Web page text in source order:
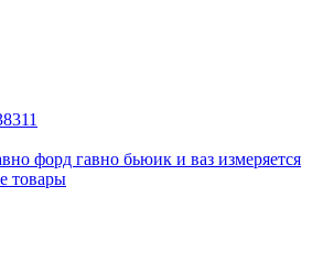
форд гавно бьюик и ваз измеряется
товары